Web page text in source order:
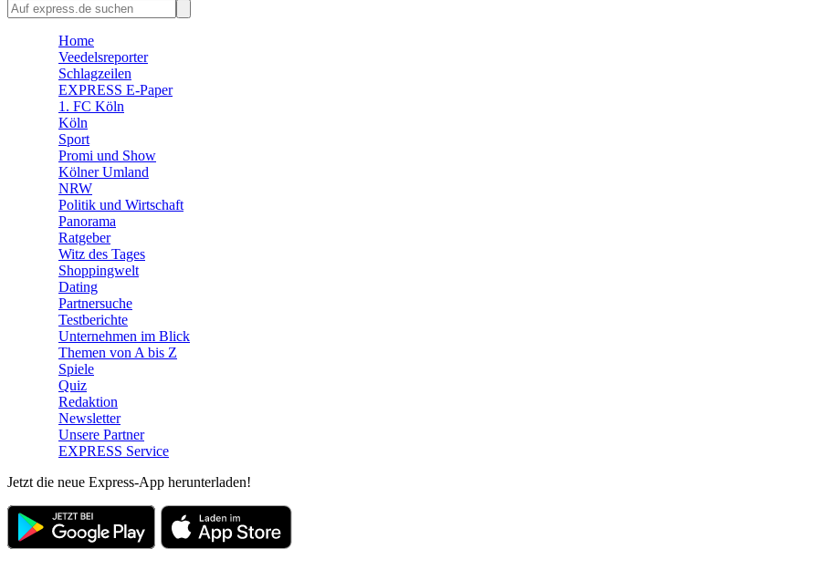
🛒 Shoppingwelt
Home
Veedelsreporter
Schlagzeilen
EXPRESS E-Paper
1. FC Köln
Köln
Sport
Promi und Show
Kölner Umland
NRW
Politik und Wirtschaft
Panorama
Ratgeber
Witz des Tages
Shoppingwelt
Dating
Partnersuche
Testberichte
Unternehmen im Blick
Themen von A bis Z
Spiele
Quiz
Redaktion
Newsletter
Unsere Partner
EXPRESS Service
Jetzt die neue Express-App herunterladen!